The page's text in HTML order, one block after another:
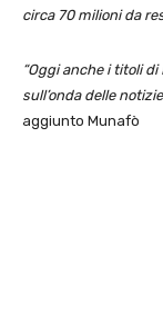
circa 70 milioni da
“Oggi anche i titoli
sull’onda delle
aggiunto Munafò